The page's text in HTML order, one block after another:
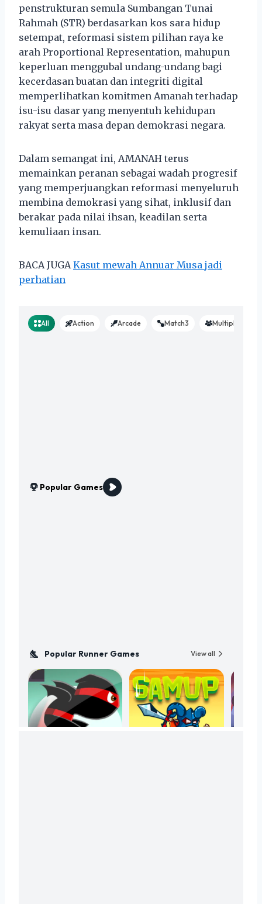
penstrukturan semula Sumbangan Tunai
Rahmah (STR) berdasarkan kos sara hidup
setempat, reformasi sistem pilihan raya ke
arah Proportional Representation, mahupun
keperluan menggubal undang-undang bagi
kecerdasan buatan dan integriti digital
memperlihatkan komitmen Amanah terhadap
isu-isu dasar yang menyentuh kehidupan
rakyat serta masa depan demokrasi negara.
Dalam semangat ini, AMANAH terus
memainkan peranan sebagai wadah progresif
yang memperjuangkan reformasi menyeluruh
membina demokrasi yang sihat, inklusif dan
berakar pada nilai ihsan, keadilan serta
kemuliaan insan.
BACA JUGA Kasut mewah Annuar Musa jadi
perhatian